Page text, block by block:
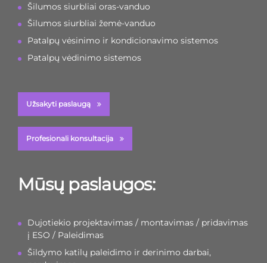
Šilumos siurbliai oras-vanduo
Šilumos siurbliai žemė-vanduo
Patalpų vėsinimo ir kondicionavimo sistemos
Patalpų vėdinimo sistemos
Užsakyti paslaugą
Profesionali konsultacija
Mūsų paslaugos:
Dujotiekio projektavimas / montavimas / pridavimas
į ESO / Paleidimas
Šildymo katilų paleidimo ir derinimo darbai,